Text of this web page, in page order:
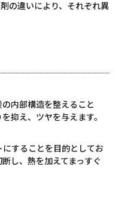
の違いにより、それぞれ異
内部構造を整えること
抑え、ツヤを与えます。
することを目的としてお
し、熱を加えてまっすぐ